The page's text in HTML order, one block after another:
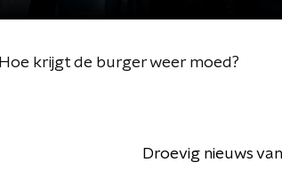
Hoe krijgt de burger weer moed?
Droevig nieuws